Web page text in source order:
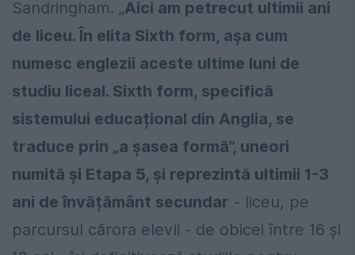
Sandringham. „Aici am petrecut ultimii ani
de liceu. În elita Sixth form, așa cum
numesc englezii aceste ultime luni de
studiu liceal. Sixth form, specifică
sistemului educațional din Anglia, se
traduce prin „a șasea formă”, uneori
numită și Etapa 5, și reprezintă ultimii 1-3
ani de învățământ secundar - liceu, pe
parcursul cărora elevii - de obicei între 16 și